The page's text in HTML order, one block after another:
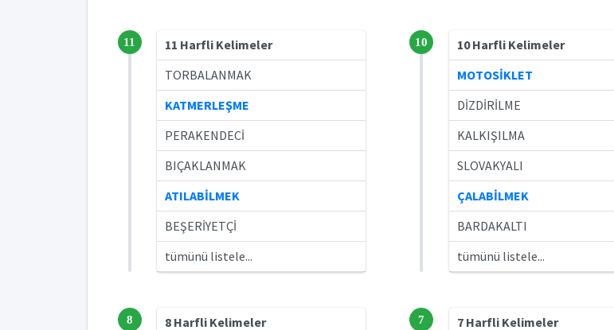
11
11 Harfli Kelimeler
TORBALANMAK
KATMERLEŞME
PERAKENDECİ
BIÇAKLANMAK
ATILABİLMEK
BEŞERİYETÇİ
tümünü listele...
10
10 Harfli Kelimeler
MOTOSİKLET
DİZDİRİLME
KALKIŞILMA
SLOVAKYALI
ÇALABİLMEK
BARDAKALTI
tümünü listele...
8
8 Harfli Kelimeler
7
7 Harfli Kelimeler